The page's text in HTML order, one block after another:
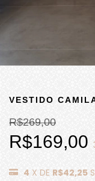
VESTIDO
R$269,00
R$169,00
4 X DE R$42,25